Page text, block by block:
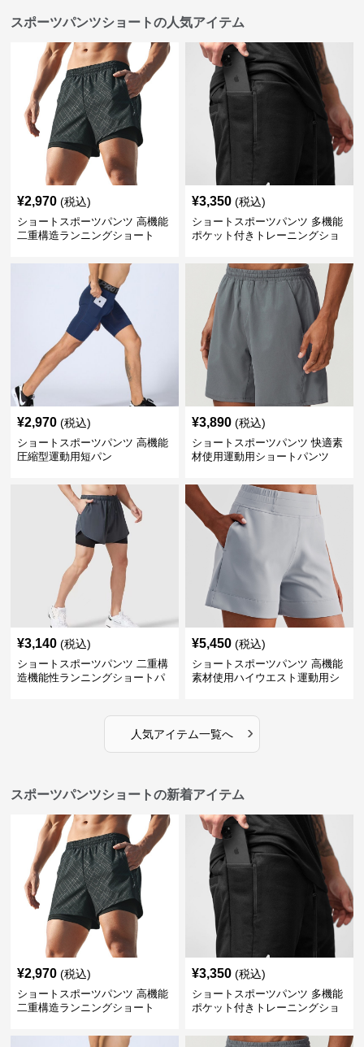
スポーツパンツショートの人気アイテム
¥2,970 (税込)
ショートスポーツパンツ 高機能
二重構造ランニングショート
¥3,350 (税込)
ショートスポーツパンツ 多機能
ポケット付きトレーニングショ
¥2,970 (税込)
ショートスポーツパンツ 高機能
圧縮型運動用短パン
¥3,890 (税込)
ショートスポーツパンツ 快適素
材使用運動用ショートパンツ
¥3,140 (税込)
ショートスポーツパンツ 二重構
造機能性ランニングショートパ
¥5,450 (税込)
ショートスポーツパンツ 高機能
素材使用ハイウエスト運動用シ
人気アイテム一覧へ ›
スポーツパンツショートの新着アイテム
¥2,970 (税込)
ショートスポーツパンツ 高機能
二重構造ランニングショート
¥3,350 (税込)
ショートスポーツパンツ 多機能
ポケット付きトレーニングショ